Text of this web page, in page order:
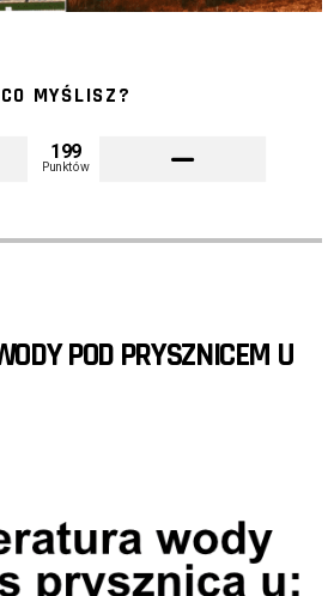
CO MYŚLISZ?
199
Punktów
POD PRYSZNICEM U